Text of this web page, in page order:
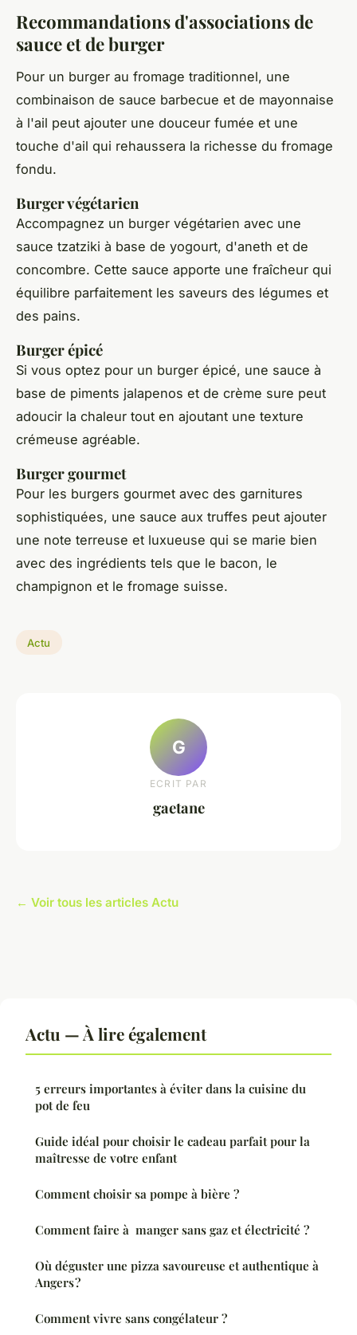
Recommandations d'associations de
sauce et de burger
Pour un burger au fromage traditionnel, une
combinaison de sauce barbecue et de mayonnaise
à l'ail peut ajouter une douceur fumée et une
touche d'ail qui rehaussera la richesse du fromage
fondu.
Burger végétarien
Accompagnez un burger végétarien avec une
sauce tzatziki à base de yogourt, d'aneth et de
concombre. Cette sauce apporte une fraîcheur qui
équilibre parfaitement les saveurs des légumes et
des pains.
Burger épicé
Si vous optez pour un burger épicé, une sauce à
base de piments jalapenos et de crème sure peut
adoucir la chaleur tout en ajoutant une texture
crémeuse agréable.
Burger gourmet
Pour les burgers gourmet avec des garnitures
sophistiquées, une sauce aux truffes peut ajouter
une note terreuse et luxueuse qui se marie bien
avec des ingrédients tels que le bacon, le
champignon et le fromage suisse.
Actu
G
ECRIT PAR
gaetane
← Voir tous les articles Actu
Actu — À lire également
5 erreurs importantes à éviter dans la cuisine du
pot de feu
Guide idéal pour choisir le cadeau parfait pour la
maîtresse de votre enfant
Comment choisir sa pompe à bière ?
Comment faire à manger sans gaz et électricité ?
Où déguster une pizza savoureuse et authentique à
Angers ?
Comment vivre sans congélateur ?